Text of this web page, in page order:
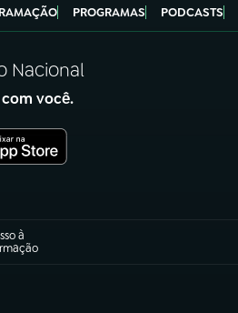
PROGRAMAS PODCASTS
Nacional
você.
à